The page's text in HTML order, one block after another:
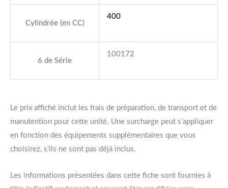
Cylindrée (en CC)
400
6 de Série
100172
Le prix affiché inclut les frais de préparation, de transport et de
manutention pour cette unité. Une surcharge peut s’appliquer
en fonction des équipements supplémentaires que vous
choisirez, s’ils ne sont pas déjà inclus.
Les informations présentées dans cette fiche sont fournies à